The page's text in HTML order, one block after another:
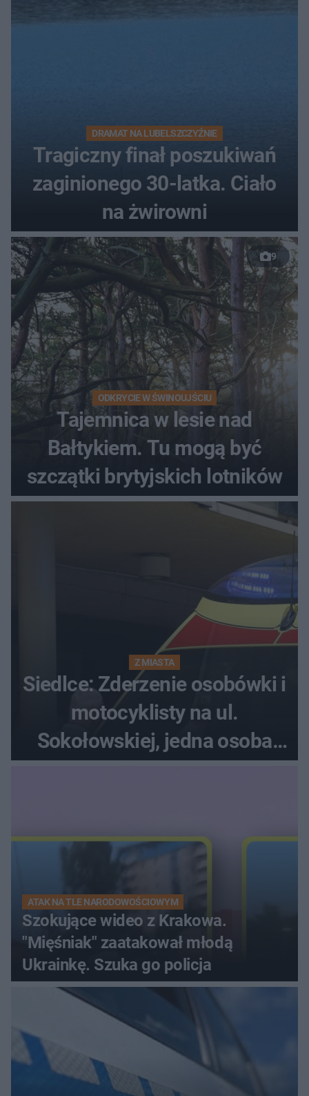
DRAMAT NA LUBELSZCZYŹNIE
Tragiczny finał poszukiwań
zaginionego 30-latka. Ciało
na żwirowni
9
ODKRYCIE W ŚWINOUJŚCIU
Tajemnica w lesie nad
Bałtykiem. Tu mogą być
szczątki brytyjskich lotników
Z MIASTA
Siedlce: Zderzenie osobówki i
motocyklisty na ul.
Sokołowskiej, jedna osoba
ranna!
ATAK NA TLE NARODOWOŚCIOWYM
Szokujące wideo z Krakowa.
"Mięśniak" zaatakował młodą
Ukrainkę. Szuka go policja